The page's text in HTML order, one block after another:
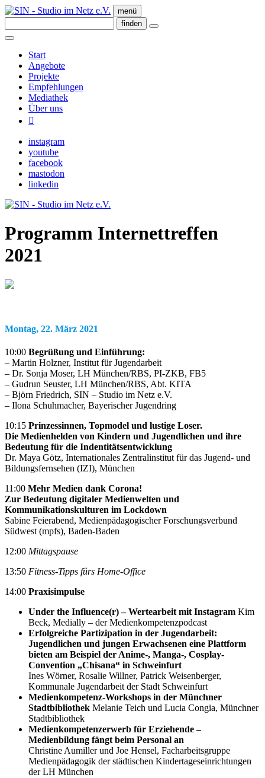
menü
Start
Angebote
Projekte
Empfehlungen
Mediathek
Über uns

instagram
youtube
facebook
mastodon
linkedin
Programm Internettreffen
2021
Montag, 22. März 2021
10:00 Begrüßung und Einführung:
– Martin Holzner, Institut für Jugendarbeit
– Dr. Sonja Moser, LH München/RBS, PI-ZKB, FB5
– Gudrun Seuster, LH München/RBS, Abt. KITA
– Björn Friedrich, SIN – Studio im Netz e.V.
– Ilona Schuhmacher, Bayerischer Jugendring
10:15 Prinzessinnen, Topmodel und lustige Loser.
Die Medienhelden von Kindern und Jugendlichen und ihre
Bedeutung für die Indentitätsentwicklung
Dr. Maya Götz, Internationales Zentralinstitut für das Jugend- und
Bildungsfernsehen (IZI), München
11:00 Mehr Medien dank Corona!
Zur Bedeutung digitaler Medienwelten und
Kommunikationskulturen im Lockdown
Sabine Feierabend, Medienpädagogischer Forschungsverbund
Südwest (mpfs), Baden-Baden
12:00 Mittagspause
13:50 Fitness-Tipps fürs Home-Office
14:00 Praxisimpulse
Under the Influence(r) – Wertearbeit mit Instagram Kim
Beck, Medially – der Medienkompetenzpodcast
Erfolgreiche Partizipation in der Jugendarbeit:
Jugendlichen und jungen Erwachsenen eine Plattform
bieten am Beispiel der Anime-, Manga-, Cosplay-
Convention „Chisana“ in Schweinfurt
Ines Wörner, Rosalie Willner, Patrick Weisenberger,
Kommunale Jugendarbeit der Stadt Schweinfurt
Medienkompetenz-Workshops in der Münchner
Stadtbibliothek Melanie Teich und Lucia Congia, Münchner
Stadtbibliothek
Medienkompetenzerwerb für Erziehende –
Medienbildung fängt beim Personal an
Christine Aumiller und Joe Hensel, Facharbeitsgruppe
Medienpädagogik der städtischen Kindertageseinrichtungen
der LH München